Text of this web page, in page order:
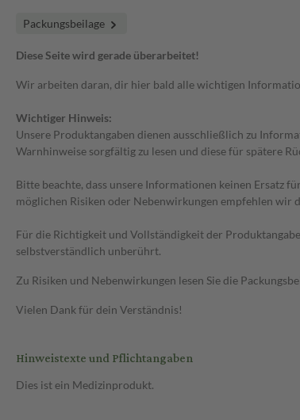
Packungsbeilage
Diese Seite wird gerade überarbeitet!
Wir arbeiten daran, dir hier bald alle wichtigen
Wichtiger Hinweis:
Unsere Produktangaben dienen ausschließlich zu
Warnhinweise sorgfältig zu lesen und diese für spätere
Bitte beachte, dass unsere Informationen keinen Ersatz
möglichen Risiken oder Nebenwirkungen empfehlen wir
Für die Richtigkeit und Vollständigkeit der
selbstverständlich unberührt.
Zu Risiken und Nebenwirkungen lesen Sie die
Vielen Dank für dein Verständnis!
Hinweistexte und Pflichtangaben
Dies ist ein Medizinprodukt.